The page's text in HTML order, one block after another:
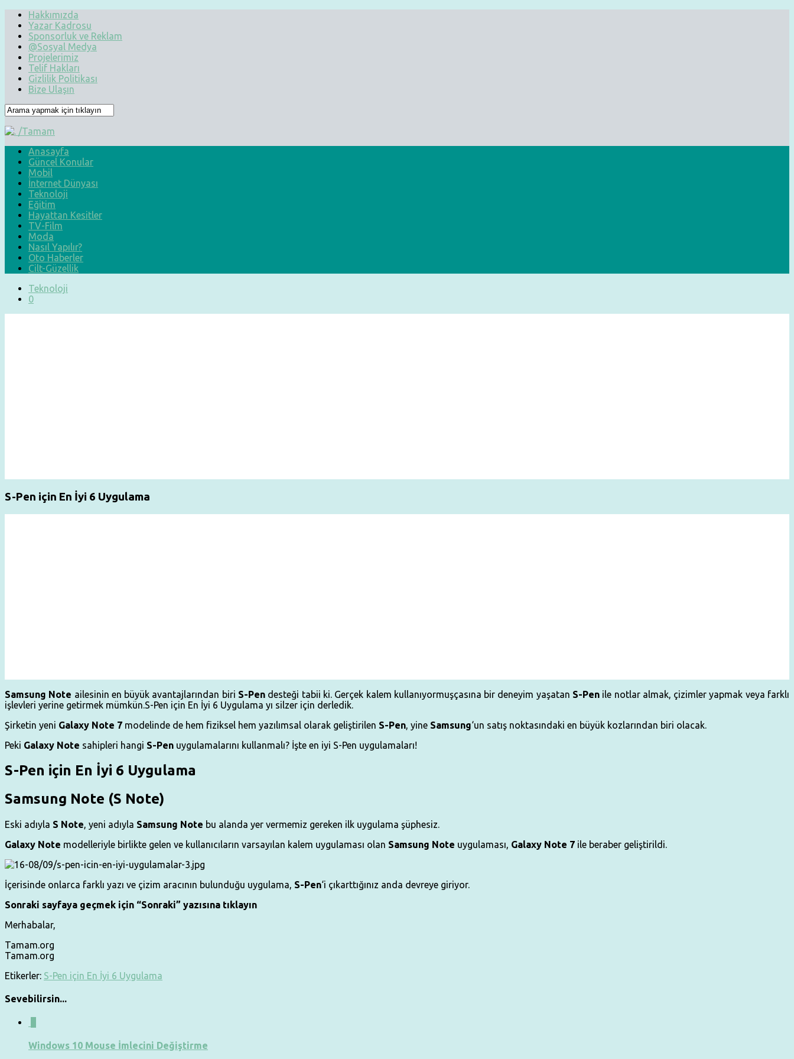
Hakkımızda
Yazar Kadrosu
Sponsorluk ve Reklam
@Sosyal Medya
Projelerimiz
Telif Hakları
Gizlilik Politikası
Bize Ulaşın
Anasayfa
Güncel Konular
Mobil
İnternet Dünyası
Teknoloji
Eğitim
Hayattan Kesitler
TV-Film
Moda
Nasıl Yapılır?
Oto Haberler
Cilt-Güzellik
Teknoloji
0
S-Pen için En İyi 6 Uygulama
Samsung Note ailesinin en büyük avantajlarından biri S-Pen desteği tabii ki. Gerçek kalem kullanıyormuşçasına bir deneyim yaşatan S-Penile notlar almak, çizimler yapmak veya farklı
işlevleri yerine getirmek mümkün.S-Pen için En İyi 6 Uygulama yı silzer için derledik.
Şirketin yeni Galaxy Note 7 modelinde de hem fiziksel hem yazılımsal olarak geliştirilen S-Pen, yine Samsung‘un satış noktasındaki en büyük kozlarından biri olacak.
Peki Galaxy Note sahipleri hangi S-Pen uygulamalarını kullanmalı? İşte en iyi S-Pen uygulamaları!
S-Pen için En İyi 6 Uygulama
Samsung Note (S Note)
Eski adıyla S Note, yeni adıyla Samsung Note bu alanda yer vermemiz gereken ilk uygulama şüphesiz.
Galaxy Note modelleriyle birlikte gelen ve kullanıcıların varsayılan kalem uygulaması olan Samsung Note uygulaması, Galaxy Note 7 ile beraber geliştirildi.
İçerisinde onlarca farklı yazı ve çizim aracının bulunduğu uygulama, S-Pen‘i çıkarttığınız anda devreye giriyor.
Sonraki sayfaya geçmek için “Sonraki” yazısına tıklayın
Merhabalar,
Tamam.org
Tamam.org
Etikerler: S-Pen için En İyi 6 Uygulama
Sevebilirsin...
Windows 10 Mouse İmlecini Değiştirme